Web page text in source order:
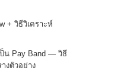
+ วิธีวิเคราะห์
ป็น Pay Band — วิธี
งตัวอย่าง